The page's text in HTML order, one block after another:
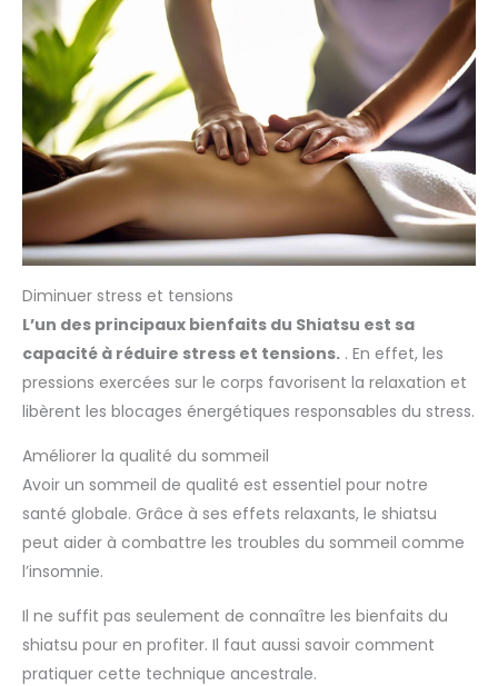
Diminuer stress et tensions
L’un des principaux bienfaits du Shiatsu est sa
capacité à réduire stress et tensions. . En effet, les
pressions exercées sur le corps favorisent la relaxation et
libèrent les blocages énergétiques responsables du stress.
Améliorer la qualité du sommeil
Avoir un sommeil de qualité est essentiel pour notre
santé globale. Grâce à ses effets relaxants, le shiatsu
peut aider à combattre les troubles du sommeil comme
l’insomnie.
Il ne suffit pas seulement de connaître les bienfaits du
shiatsu pour en profiter. Il faut aussi savoir comment
pratiquer cette technique ancestrale.